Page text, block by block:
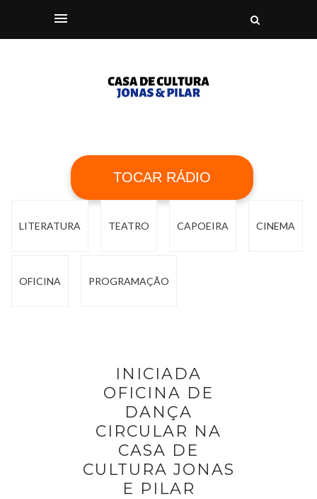
TOCAR RÁDIO
LITERATURA TEATRO CAPOEIRA CINEMA
OFICINA PROGRAMAÇÃO
INICIADA
OFICINA DE
DANÇA
CIRCULAR NA
CASA DE
CULTURA JONAS
E PILAR